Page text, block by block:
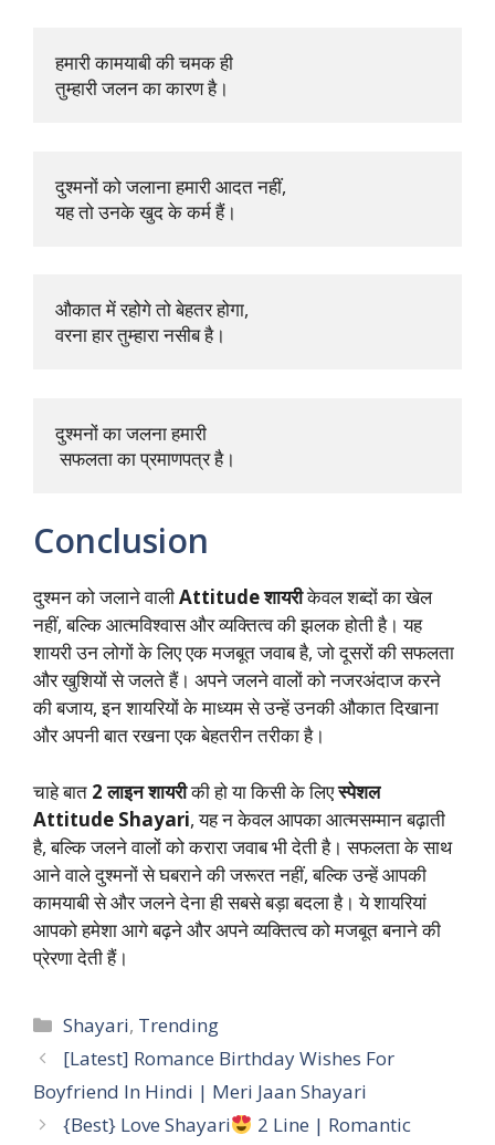
हमारी कामयाबी की चमक ही
तुम्हारी जलन का कारण है।
दुश्मनों को जलाना हमारी आदत नहीं,
यह तो उनके खुद के कर्म हैं।
औकात में रहोगे तो बेहतर होगा,
वरना हार तुम्हारा नसीब है।
दुश्मनों का जलना हमारी
सफलता का प्रमाणपत्र है।
Conclusion
दुश्मन को जलाने वालीAttitude शायरीकेवल शब्दों का खेल
नहीं, बल्कि आत्मविश्वास और व्यक्तित्व की झलक होती है। यह
शायरी उन लोगों के लिए एक मजबूत जवाब है, जो दूसरों की सफलता
और खुशियों से जलते हैं। अपने जलने वालों को नजरअंदाज करने
की बजाय, इन शायरियों के माध्यम से उन्हें उनकी औकात दिखाना
और अपनी बात रखना एक बेहतरीन तरीका है।
चाहे बात 2 लाइन शायरीकी हो या किसी के लिएस्पेशल
Attitude Shayari, यह न केवल आपका आत्मसम्मान बढ़ाती
है, बल्कि जलने वालों को करारा जवाब भी देती है। सफलता के साथ
आने वाले दुश्मनों से घबराने की जरूरत नहीं, बल्कि उन्हें आपकी
कामयाबी से और जलने देना ही सबसे बड़ा बदला है। ये शायरियां
आपको हमेशा आगे बढ़ने और अपने व्यक्तित्व को मजबूत बनाने की
प्रेरणा देती हैं।
Categories
Shayari, Trending
[Latest] Romance Birthday Wishes For
Boyfriend In Hindi | Meri Jaan Shayari
{Best} Love Shayari
2 Line | Romantic